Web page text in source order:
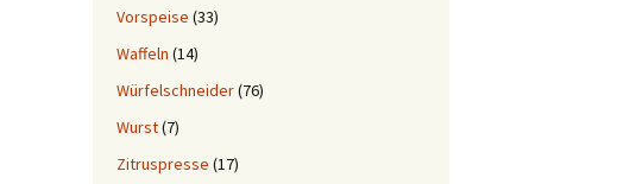
Vorspeise (33)
Waffeln (14)
Würfelschneider(76)
Wurst(7)
Zitruspresse (17)